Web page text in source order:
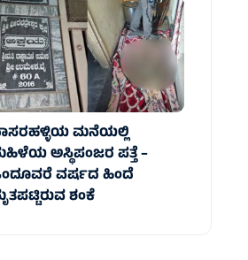
ಮನೆಯಲ್ಲಿ
ಅಸ್ಥಿಪಂಜರ ಪತ್ತೆ –
ವರ್ಷದ ಹಿಂದೆ
ಶಂಕೆ